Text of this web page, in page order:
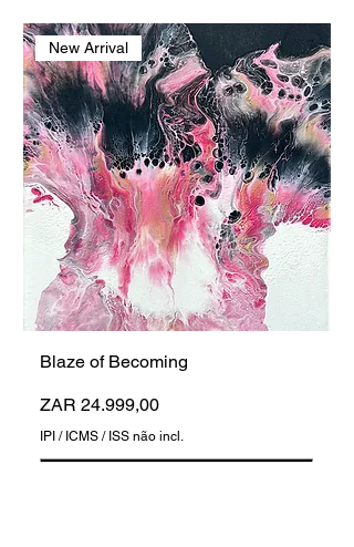
New Arrival
Blaze of Becoming
Preço
ZAR 24.999,00
IPI / ICMS / ISS não incl.